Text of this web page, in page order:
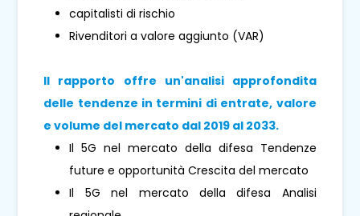
capitalisti di rischio
Rivenditori a valore aggiunto (VAR)
Il rapporto offre un'analisi approfondita
delle tendenze in termini di entrate, valore
e volume del mercato dal 2019 al 2033.
Il 5G nel mercato della difesa Tendenze
future e opportunità Crescita del mercato
Il 5G nel mercato della difesa Analisi